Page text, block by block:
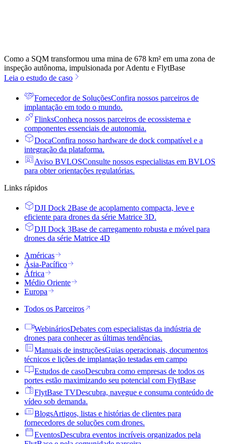
Como a SQM transformou uma mina de 678 km² em uma zona de
inspeção autônoma, impulsionada por Adentu e FlytBase
Leia o estudo de caso
Fornecedor de SoluçõesConfira nossos parceiros de
implantação em todo o mundo.
FlinksConheça nossos parceiros de ecossistema e
componentes essenciais de autonomia.
DocaConfira nosso hardware de dock compatível e a
integração da plataforma.
Aviso BVLOSConsulte nossos especialistas em BVLOS
para obter orientações regulatórias.
Links rápidos
DJI Dock 2Base de acoplamento compacta, leve e
eficiente para drones da série Matrice 3D.
DJI Dock 3Base de carregamento robusta e móvel para
drones da série Matrice 4D
Américas
Ásia-Pacífico
África
Médio Oriente
Europa
Todos os Parceiros
WebináriosDebates com especialistas da indústria de
drones para conhecer as últimas tendências.
Manuais de instruçõesGuias operacionais, documentos
técnicos e lições de implantação testadas em campo
Estudos de casoDescubra como empresas de todos os
portes estão maximizando seu potencial com FlytBase
FlytBase TVDescubra, navegue e consuma conteúdo de
vídeo sob demanda.
BlogsArtigos, listas e histórias de clientes para
fornecedores de soluções com drones.
EventosDescubra eventos incríveis organizados pela